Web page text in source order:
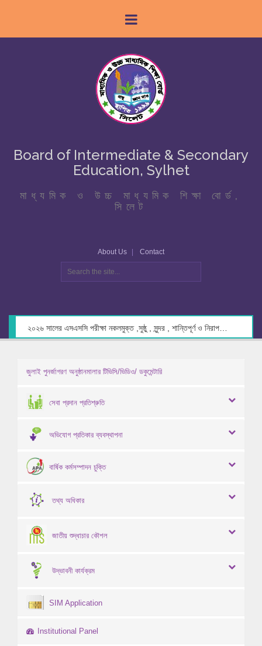
Board of Intermediate & Secondary
Education, Sylhet
মাধ্যমিক ও উচ্চ মাধ্যমিক শিক্ষা বোর্ড,
সিলেট
About Us Contact
জুলাই পুনর্জাগরণ অনুষ্ঠানমালার টিভিসি/ভিডিও/ ডকুমেন্টারি
সেবা প্রদান প্রতিশ্রুতি
অভিযোগ প্রতিকার ব্যবস্থাপনা
বার্ষিক কর্মসম্পাদন চুক্তি
তথ্য অধিকার
জাতীয় শুদ্ধাচার কৌশল
উদ্ভাবনী কার্যক্রম
SIM Application
Institutional Panel